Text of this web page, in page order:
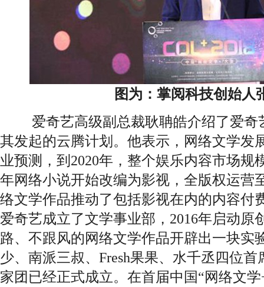
图为：掌阅科技创始人
爱奇艺高级副总裁耿聃皓介绍了爱奇
其发起的云腾计划。他表示，网络文学发
业预测，到2020年，整个娱乐内容市场规
年网络小说开始改编为影视，全版权运营
络文学作品推动了包括影视在内的内容付
爱奇艺成立了文学事业部，2016年启动原
路、不跟风的网络文学作品开辟出一块实
少、南派三叔、Fresh果果、水千丞四位
家团已经正式成立。在首届中国“网络文